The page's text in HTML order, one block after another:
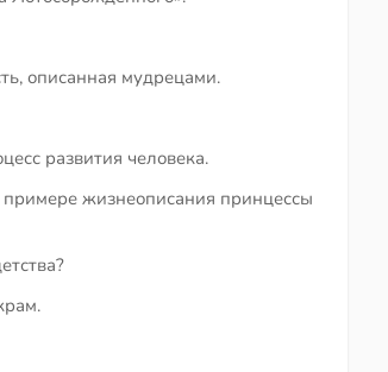
описанная мудрецами.
развития человека.
жизнеописания принцессы